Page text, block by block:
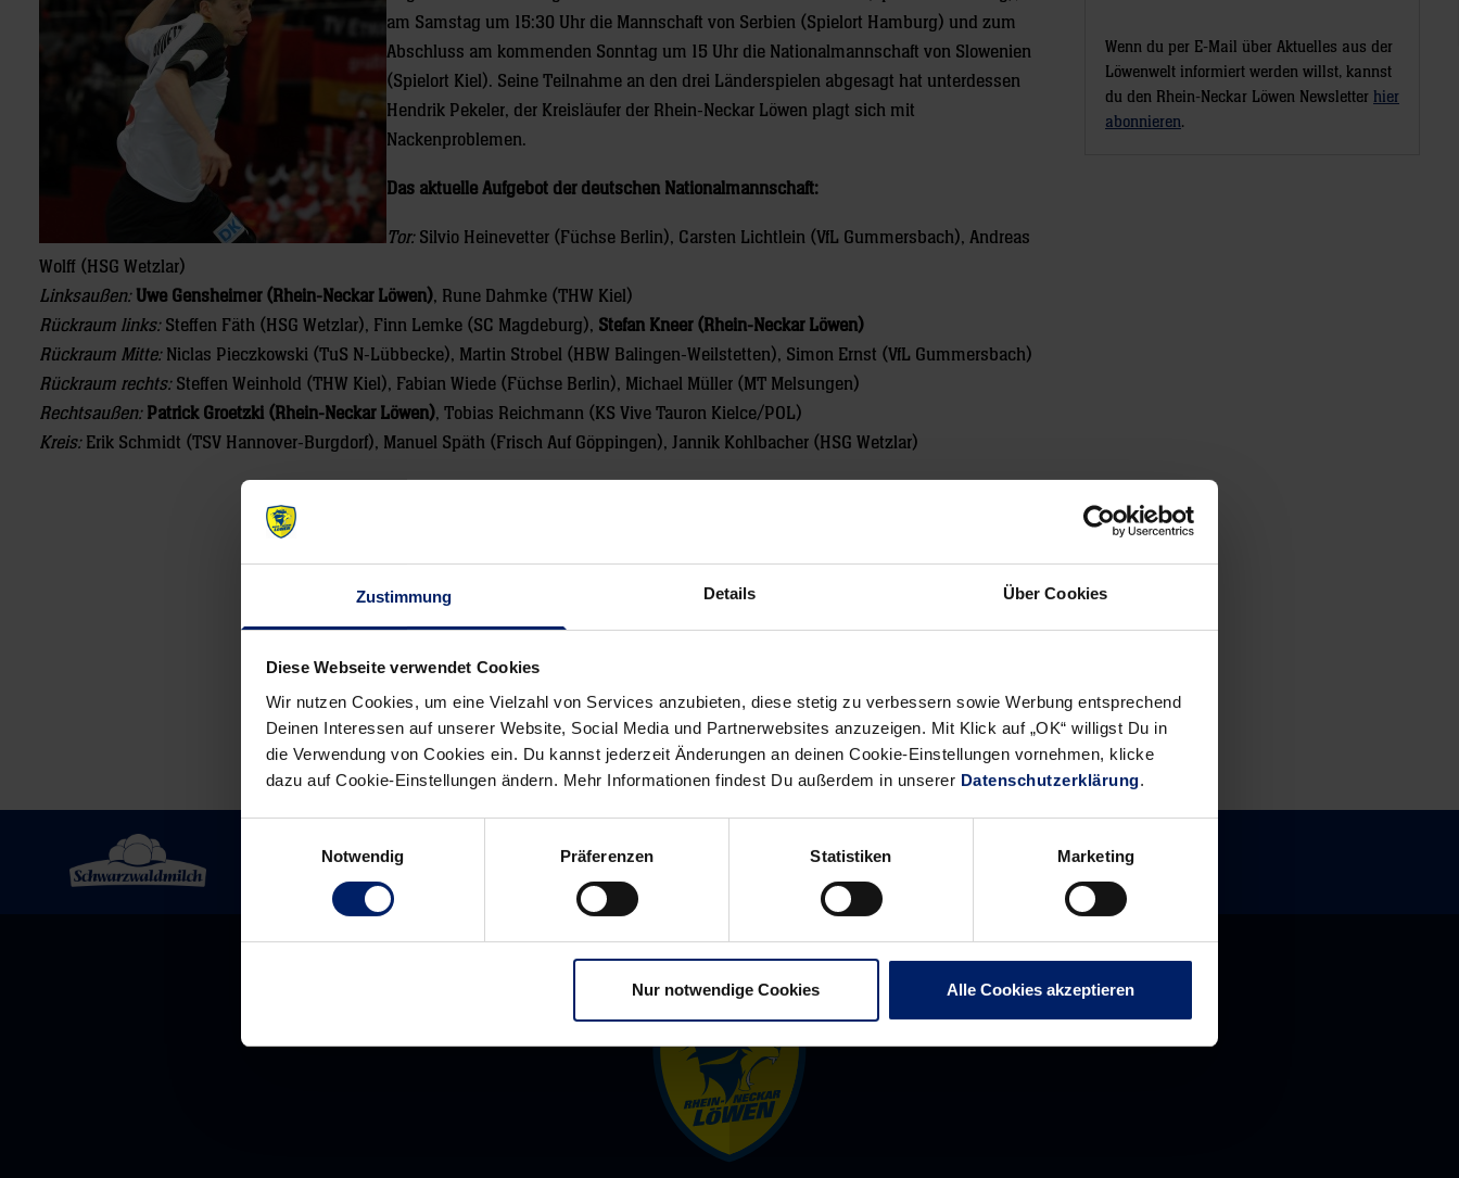
Zustimmung Details Über Cookies
Diese Webseite verwendet Cookies
Wir nutzen Cookies, um eine Vielzahl von Services anzubieten, diese stetig zu verbessern sowie Werbung entsprechend
Deinen Interessen auf unserer Website, Social Media und Partnerwebsites anzuzeigen. Mit Klick auf „OK“ willigst Du in
die Verwendung von Cookies ein. Du kannst jederzeit Änderungen an deinen Cookie-Einstellungen vornehmen, klicke
dazu auf Cookie-Einstellungen ändern. Mehr Informationen findest Du außerdem in unserer Datenschutzerklärung.
Notwendig
Präferenzen Statistiken Marketing
Nur notwendige Cookies Alle Cookies akzeptieren
am Samstag um 15:30 Uhr die Mannschaft von Serbien (Spielort Hamburg) und zum
Abschluss am kommenden Sonntag um 15 Uhr die Nationalmannschaft von Slowenien
(Spielort Kiel). Seine Teilnahme an den drei Länderspielen abgesagt hat unterdessen
Hendrik Pekeler, der Kreisläufer der Rhein-Neckar Löwen plagt sich mit
Nackenproblemen.
Das aktuelle Aufgebot der deutschen Nationalmannschaft:
Tor:Silvio Heinevetter (Füchse Berlin), Carsten Lichtlein (VfL Gummersbach), Andreas
Wolff (HSG Wetzlar)
Linksaußen: Uwe Gensheimer (Rhein-Neckar Löwen), Rune Dahmke (THW Kiel)
Rückraum links:Steffen Fäth (HSG Wetzlar), Finn Lemke (SC Magdeburg), Stefan Kneer (Rhein-Neckar Löwen)
Rückraum Mitte:Niclas Pieczkowski (TuS N-Lübbecke), Martin Strobel (HBW Balingen-Weilstetten), Simon Ernst (VfL Gummersbach)
Rückraum rechts:Steffen Weinhold (THW Kiel), Fabian Wiede (Füchse Berlin), Michael Müller (MT Melsungen)
Rechtsaußen: Patrick Groetzki (Rhein-Neckar Löwen), Tobias Reichmann (KS Vive Tauron Kielce/POL)
Kreis:Erik Schmidt (TSV Hannover-Burgdorf), Manuel Späth (Frisch Auf Göppingen), Jannik Kohlbacher (HSG Wetzlar)
Wenn du per E-Mail über Aktuelles aus der
Löwenwelt informiert werden willst, kannst
du den Rhein-Neckar Löwen Newsletter hier
abonnieren.
News:
Neckar
Löwen:
„Ein-
Tore-
immer
besonders
(RNZ)
News:
in
der
Golden
League